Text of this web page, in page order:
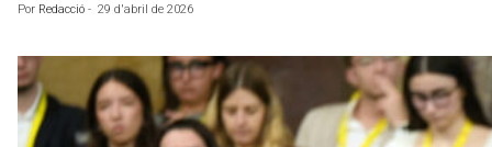
Por Redacció - 29 d'abril de 2026